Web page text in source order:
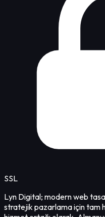
SSL
Lyn Digital; modern web
stratejik pazarlama için tam